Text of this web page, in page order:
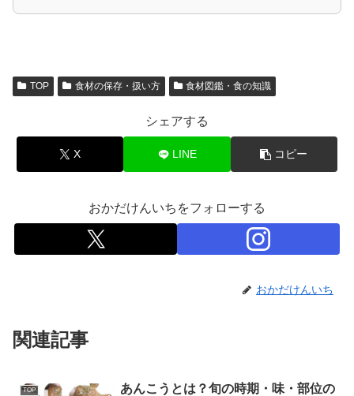
TOP 食材の保存・扱い方 食材図鑑・食の知識
シェアする
X LINE コピー
おかだけんいちをフォローする
おかだけんいち
関連記事
TOP
あんこうとは？旬の時期・味・部位の